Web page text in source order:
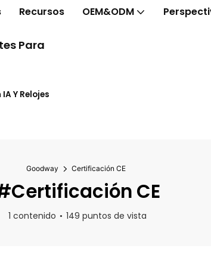
Recursos OEM&ODM
Para
Y Relojes
Goodway Certificación CE
CE
1 contenido 149 puntos de vista